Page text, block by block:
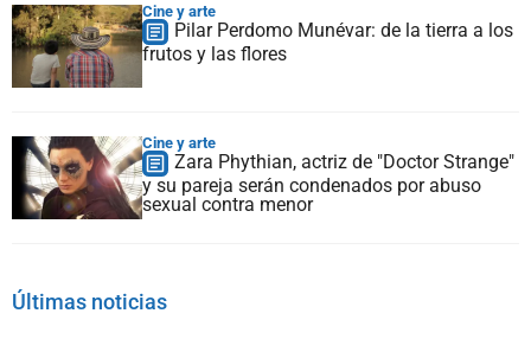
Cine y arte
Pilar Perdomo Munévar: de la tierra a los
frutos y las flores
Cine y arte
Zara Phythian, actriz de "Doctor Strange"
y su pareja serán condenados por abuso
sexual contra menor
Últimas noticias